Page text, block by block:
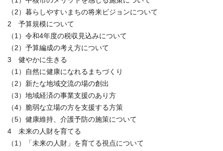
（2）暮らしやすいまちの将来ビジョンについて
2 予算規模について
（1）令和4年度の税収見込みについて
（2）予算編成の考え方について
3 健やかに生きる
（1）自然に健康になれるまちづくり
（2）新たな地域交流の場の創出
（3）地域経済の事業支援のあり方
（4）脆弱な立場の方を支援する方策
（5）健康維持、介護予防の施策について
4 未来の人財を育てる
（1）「未来の人財」を育てる視点について